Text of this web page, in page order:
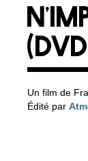
Un film de
Édité par